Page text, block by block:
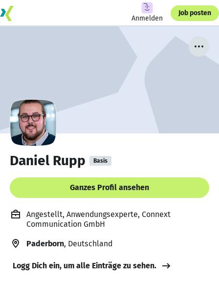
Anmelden
Job posten
Daniel Rupp Basis
Ganzes Profil ansehen
Angestellt, Anwendungsexperte, Connext
Communication GmbH
Paderborn, Deutschland
Logg Dich ein, um alle Einträge zu sehen.